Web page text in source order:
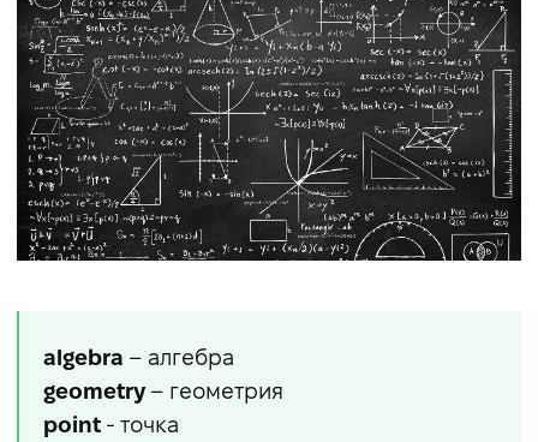
algebra – алгебра
geometry– геометрия
point - точка